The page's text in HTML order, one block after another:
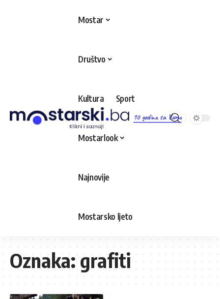
10 godina sa Vama
Mostar
Društvo
Kultura Sport
Mostarlook
Najnovije
Mostarsko ljeto
Oznaka:grafiti